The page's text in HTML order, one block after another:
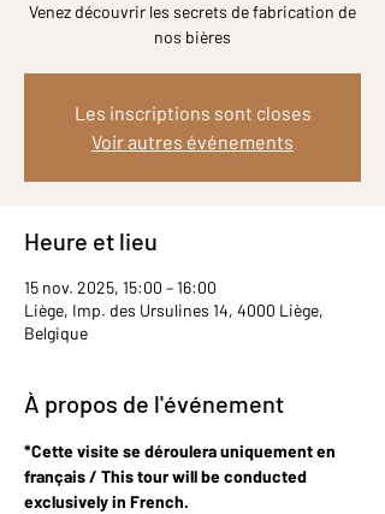
Venez découvrir les secrets de fabrication de
nos bières
Les inscriptions sont closes
Voir autres événements
Heure et lieu
15 nov. 2025, 15:00 – 16:00
Liège, Imp. des Ursulines 14, 4000 Liège,
Belgique
À propos de l'événement
*Cette visite se déroulera uniquement en
français / This tour will be conducted
exclusively in French.